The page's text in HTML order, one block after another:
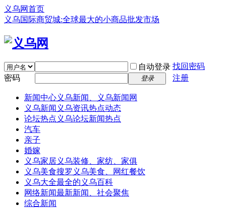
义乌网首页
义乌国际商贸城:全球最大的小商品批发市场
自动登录 找回密码
密码
登录 注册
新闻中心义乌新闻、义乌新闻网
义乌新闻 义乌资讯热点动态
论坛热点 义乌论坛新闻热点
汽车
亲子
婚嫁
义乌家居义乌装修、家纺、家俱
义乌美食搜罗义乌美食、网红餐饮
义乌大全最全的义乌百科
网络新闻最新新闻、社会聚焦
综合新闻